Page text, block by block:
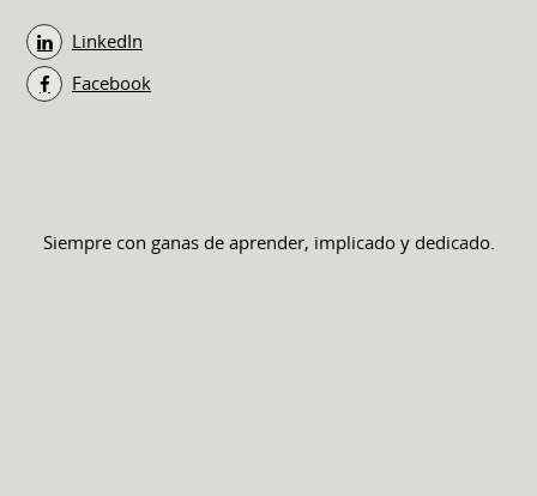
LinkedIn
Facebook
Siempre con ganas de aprender, implicado y dedicado.